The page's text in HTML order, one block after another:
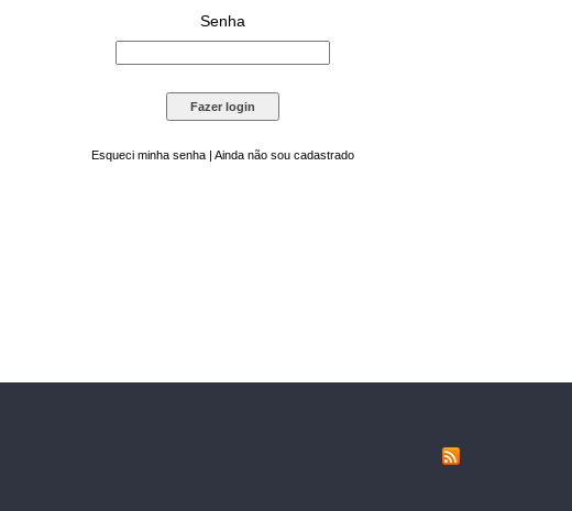
Senha
Esqueci minha senha | Ainda não sou cadastrado